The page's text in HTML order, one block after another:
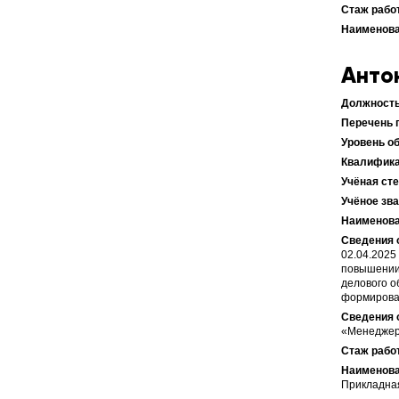
делового